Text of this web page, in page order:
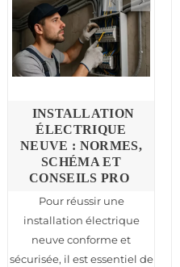
INSTALLATION
ÉLECTRIQUE
NEUVE : NORMES,
SCHÉMA ET
CONSEILS PRO
Pour réussir une
installation électrique
neuve conforme et
sécurisée, il est essentiel de